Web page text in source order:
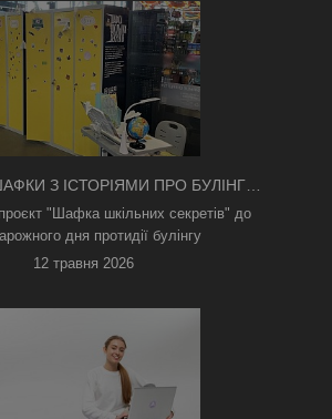
З ІСТОРІЯМИ ПРО БУЛІНГ
З'ЯВИЛИСЯ В КИЄВІ
"Шафка шкільних секретів" до
дня протидії булінгу
12 травня 2026